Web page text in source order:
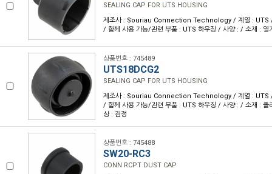
SEALING CAP FOR UTS HOUSING
제조사 : Souriau Connection Technology / 계열 : UTS /
/ 함께 사용 가능/관련 부품 : UTS 하우징 / 사양 : / 소재 : 열
상품번호 : 745489
UTS18DCG2
SEALING CAP FOR UTS HOUSING
제조사 : Souriau Connection Technology / 계열 : UTS /
/ 함께 사용 가능/관련 부품 : UTS 하우징 / 사양 : / 소재 : 폴
상 : 검정
상품번호 : 745488
SW20-RC3
CONN RCPT DUST CAP